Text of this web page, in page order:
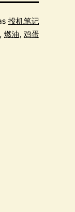
投机笔记
, 燃油, 鸡蛋